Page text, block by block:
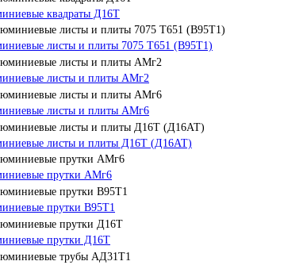
квадраты Д16Т
листы и плиты 7075 Т651 (В95Т1)
листы и плиты АМг2
листы и плиты АМг6
листы и плиты Д16Т (Д16АТ)
прутки АМг6
прутки В95Т1
прутки Д16Т